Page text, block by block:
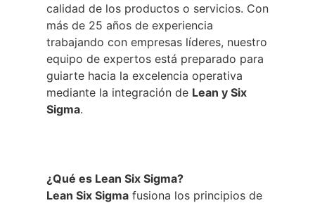
calidad de los productos o servicios. Con
más de 25 años de experiencia
trabajando con empresas líderes, nuestro
equipo de expertos está preparado para
guiarte hacia la excelencia operativa
mediante la integración de Lean y Six
Sigma.
¿Qué es Lean Six Sigma?
Lean Six Sigma fusiona los principios de